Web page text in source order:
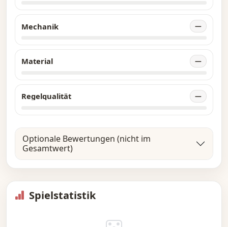
Mechanik —
Material —
Regelqualität —
Optionale Bewertungen (nicht im
Gesamtwert)
Spielstatistik